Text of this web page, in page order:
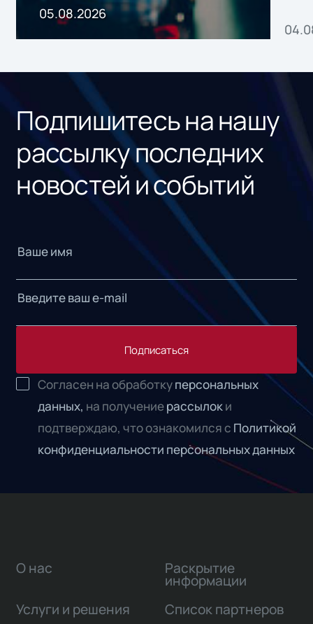
05.08.2026
Подпишитесь на нашу
рассылку последних
новостей и событий
Подписаться
Согласен на обработкуперсональных
данных, на получениерассылоки
подтверждаю, что ознакомился с Политикой
конфиденциальности персональных данных
О нас
Услуги и решения
Раскрытие
информации
Список партнеров